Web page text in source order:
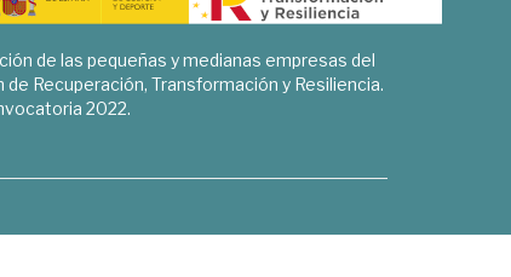
de las pequeñas y medianas empresas del
Recuperación, Transformación y Resiliencia.
2022.